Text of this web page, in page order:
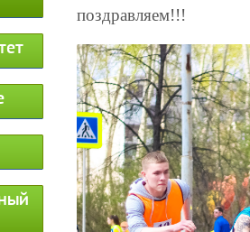
поздравляем!!!